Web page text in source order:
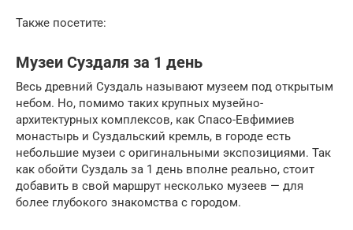
Также посетите:
Музеи Суздаля за 1 день
Весь древний Суздаль называют музеем под открытым
небом. Но, помимо таких крупных музейно-
архитектурных комплексов, как Спасо-Евфимиев
монастырь и Суздальский кремль, в городе есть
небольшие музеи с оригинальными экспозициями. Так
как обойти Суздаль за 1 день вполне реально, стоит
добавить в свой маршрут несколько музеев — для
более глубокого знакомства с городом.